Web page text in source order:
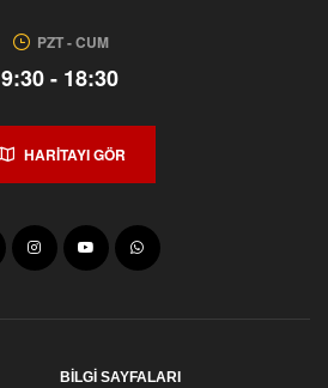
PZT - CUM
9:30 - 18:30
HARİTAYI GÖR
BİLGİ SAYFALARI